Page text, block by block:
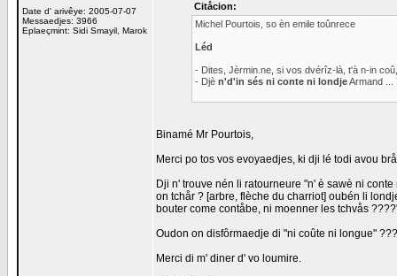
Date d' arivêye: 2005-07-07
Messaedjes: 3966
Eplaeçmint: Sidi Smayil, Marok
Citåcion:
Michel Pourtois, so èn emile toûnrece
Léd
- Dites, Jèrmin.ne, si vos dvérîz-là, t'à n-in
- Djè n'd'in sés ni conte ni londjeArmand ...
Binamé Mr Pourtois,
Merci po tos vos evoyaedjes, ki dji lé todi avou
Dji n' trouve nén li ratourneure "n' è sawè ni
on tchår ? [arbre, flèche du charriot] oubén li
bouter come contåbe, ni moenner les tchvås
Oudon on disfôrmaedje di "ni coûte ni longue" ???
Merci di m' diner d' vo loumire.